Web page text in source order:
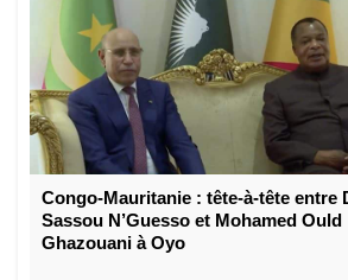
Congo-Mauritanie : tête-à-tête entre
Sassou N’Guesso et Mohamed Ould
Ghazouani à Oyo